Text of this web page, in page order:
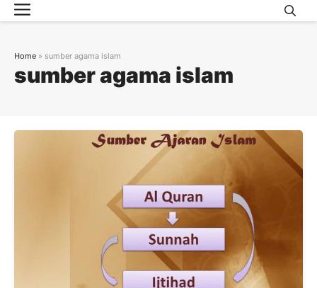
Skip
to
Menu
sumber agama islam
Home » sumber agama islam